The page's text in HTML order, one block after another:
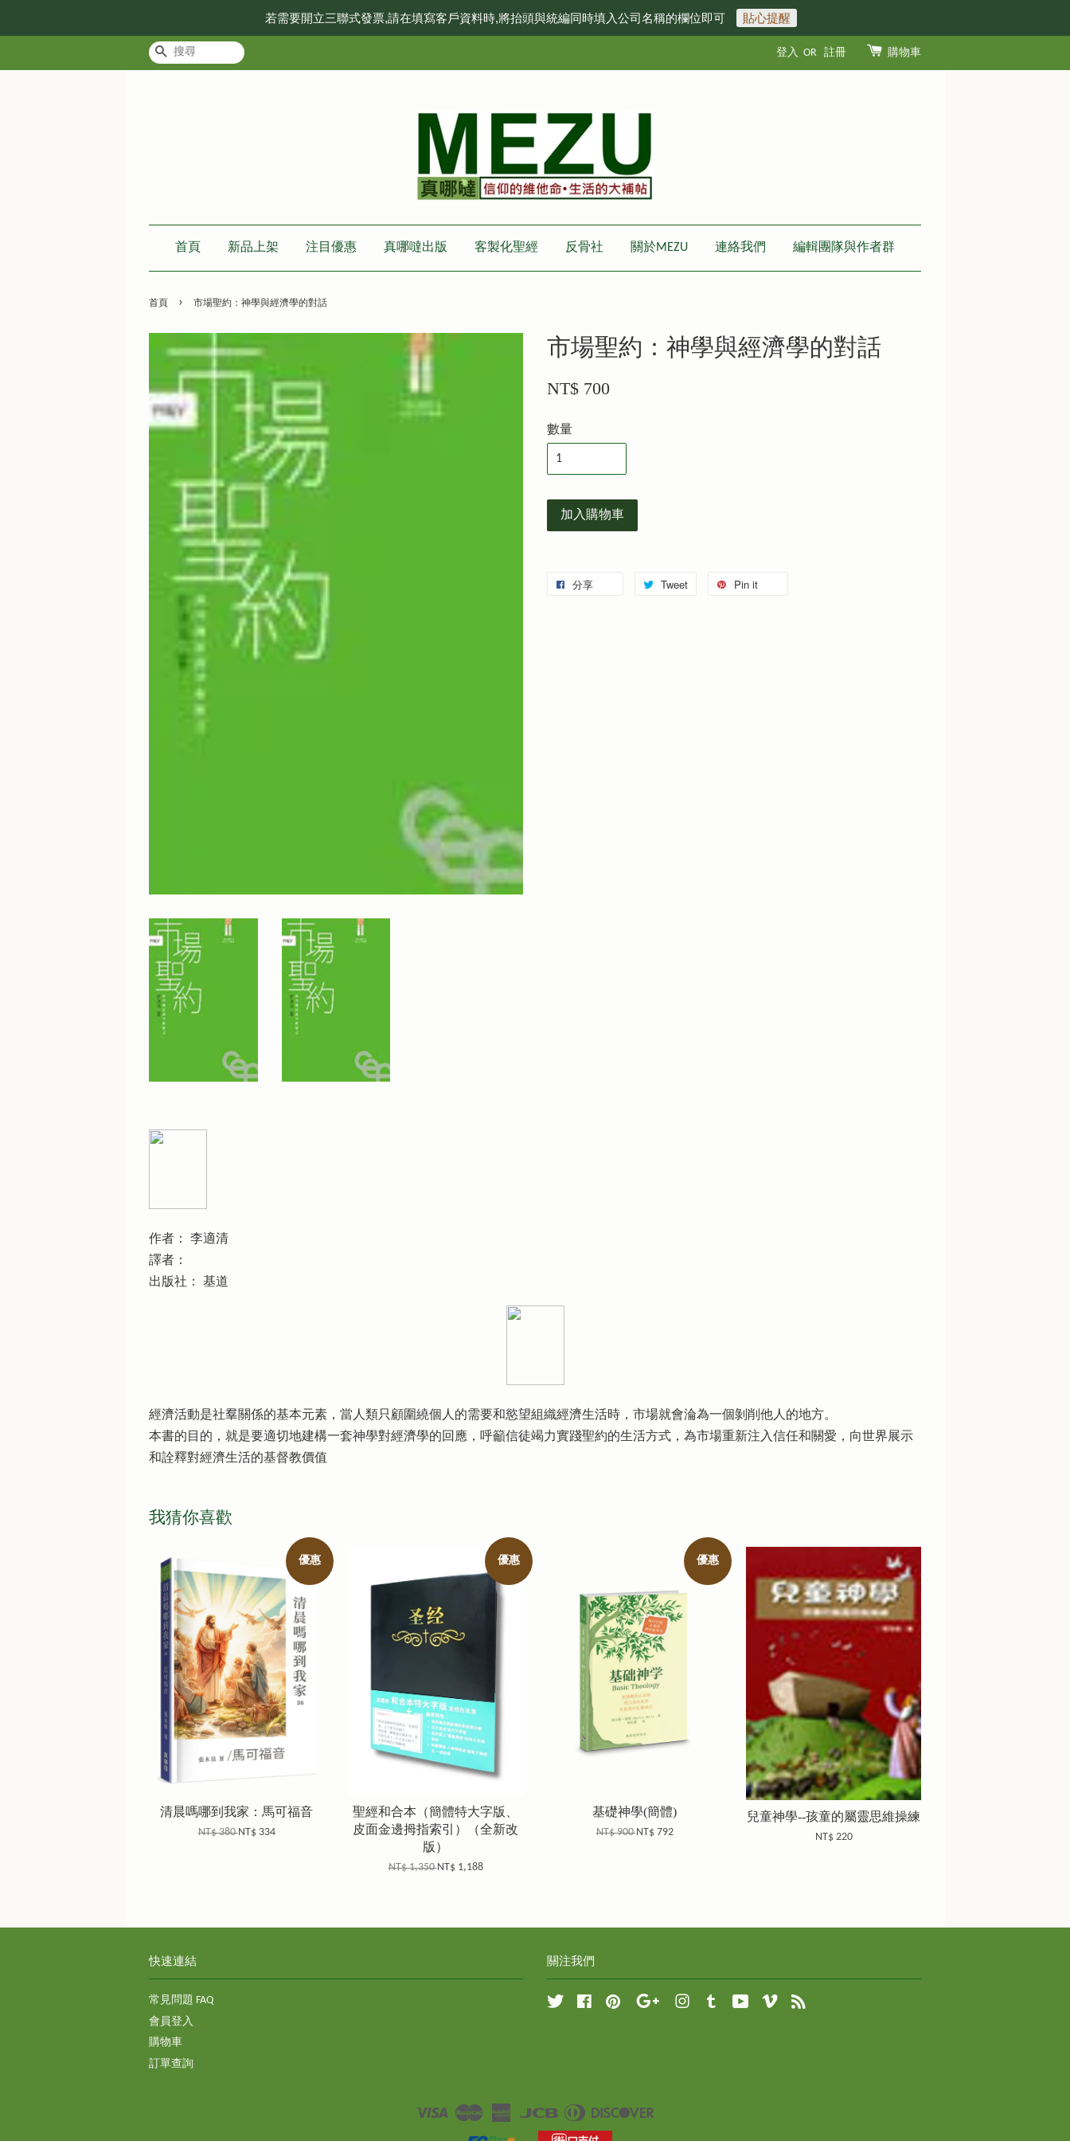
若需要開立三聯式發票,請在填寫客戶資料時,將抬頭與統編同時填入公司名稱的欄位即可 貼心提醒
搜尋 登入 OR 註冊 購物車
首頁 新品上架 注目優惠 真哪噠出版 客製化聖經 反骨社 關於MEZU 連絡我們 編輯團隊與作者群
首頁 › 市場聖約：神學與經濟學的對話
市場聖約：神學與經濟學的對話
NT$ 700
數量
加入購物車
分享 Tweet Pin it
作者： 李適清
譯者：
出版社： 基道
經濟活動是社羣關係的基本元素，當人類只顧圍繞個人的需要和慾望組織經濟生活時，市場就會淪為一個剝削他人的地方。
本書的目的，就是要適切地建構一套神學對經濟學的回應，呼籲信徒竭力實踐聖約的生活方式，為市場重新注入信任和關愛，向世界展示
和詮釋對經濟生活的基督教價值
我猜你喜歡
優惠
清晨嗎哪到我家：馬可福音
NT$ 380NT$ 334
優惠
聖經和合本（簡體特大字版、
皮面金邊拇指索引）（全新改
版）
NT$ 1,350NT$ 1,188
優惠
基礎神學(簡體)
NT$ 900NT$ 792
兒童神學--孩童的屬靈思維操練
NT$ 220
快速連結
常見問題 FAQ
會員登入
購物車
訂單查詢
關注我們
Twitter FacebookPinterest Google InstagramTumblr YouTubeVimeo
Visa Master
American
JCB
Diners